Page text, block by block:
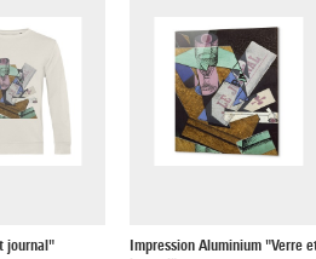
journal"
Impression Aluminium "Verre